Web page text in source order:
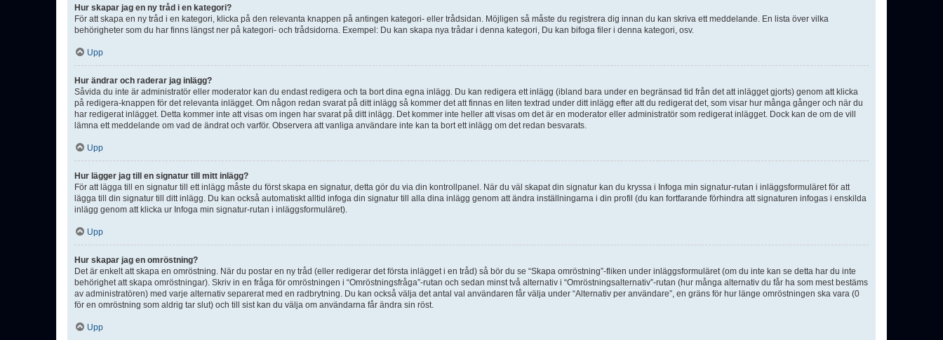
Hur skapar jag en ny tråd i en kategori?
För att skapa en ny tråd i en kategori, klicka på den relevanta knappen på antingen kategori- eller trådsidan. Möjligen så måste du registrera dig innan du kan skriva ett meddelande. En lista över vilka
behörigheter som du har finns längst ner på kategori- och trådsidorna. Exempel: Du kan skapa nya trådar i denna kategori, Du kan bifoga filer i denna kategori, osv.
Upp
Hur ändrar och raderar jag inlägg?
Såvida du inte är administratör eller moderator kan du endast redigera och ta bort dina egna inlägg. Du kan redigera ett inlägg (ibland bara under en begränsad tid från det att inlägget gjorts) genom att klicka
på redigera-knappen för det relevanta inlägget. Om någon redan svarat på ditt inlägg så kommer det att finnas en liten textrad under ditt inlägg efter att du redigerat det, som visar hur många gånger och när du
har redigerat inlägget. Detta kommer inte att visas om ingen har svarat på ditt inlägg. Det kommer inte heller att visas om det är en moderator eller administratör som redigerat inlägget. Dock kan de om de vill
lämna ett meddelande om vad de ändrat och varför. Observera att vanliga användare inte kan ta bort ett inlägg om det redan besvarats.
Upp
Hur lägger jag till en signatur till mitt inlägg?
För att lägga till en signatur till ett inlägg måste du först skapa en signatur, detta gör du via din kontrollpanel. När du väl skapat din signatur kan du kryssa i Infoga min signatur-rutan i inläggsformuläret för att
lägga till din signatur till ditt inlägg. Du kan också automatiskt alltid infoga din signatur till alla dina inlägg genom att ändra inställningarna i din profil (du kan fortfarande förhindra att signaturen infogas i enskilda
inlägg genom att klicka ur Infoga min signatur-rutan i inläggsformuläret).
Upp
Hur skapar jag en omröstning?
Det är enkelt att skapa en omröstning. När du postar en ny tråd (eller redigerar det första inlägget i en tråd) så bör du se “Skapa omröstning”-fliken under inläggsformuläret (om du inte kan se detta har du inte
behörighet att skapa omröstningar). Skriv in en fråga för omröstningen i “Omröstningsfråga”-rutan och sedan minst två alternativ i “Omröstningsalternativ”-rutan (hur många alternativ du får ha som mest bestäms
av administratören) med varje alternativ separerat med en radbrytning. Du kan också välja det antal val användaren får välja under “Alternativ per användare”, en gräns för hur länge omröstningen ska vara (0
för en omröstning som aldrig tar slut) och till sist kan du välja om användarna får ändra sin röst.
Upp